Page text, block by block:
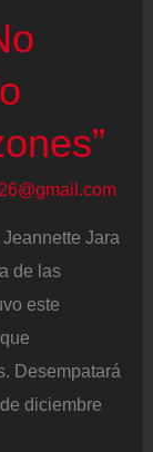
Jara
de las
este
Desempatará
diciembre